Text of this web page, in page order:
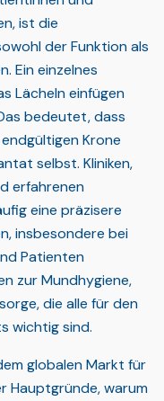
ist die
der Funktion als
Ein einzelnes
Lächeln einfügen
bedeutet, dass
Krone
selbst. Kliniken,
erfahrenen
eine präzisere
insbesondere bei
Patienten
zur Mundhygiene,
die alle für den
wichtig sind.
globalen Markt für
Hauptgründe, warum